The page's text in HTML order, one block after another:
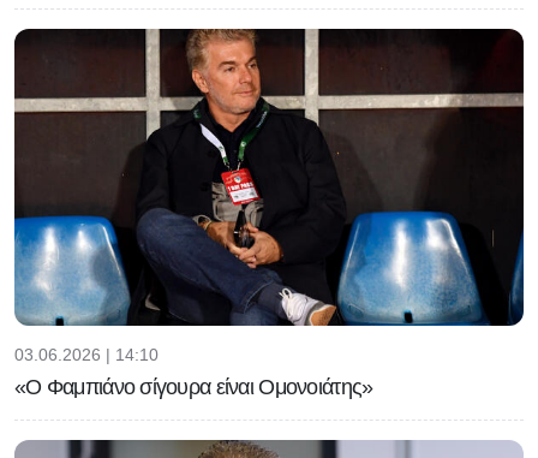
03.06.2026 | 14:10
«Ο Φαμπιάνο σίγουρα είναι Ομονοιάτης»